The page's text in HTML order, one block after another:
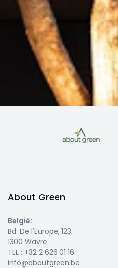
About Green
België:
Bd. De l'Europe, 123
1300 Wavre
TEL : +32 2 626 01 16
info@aboutgreen.be